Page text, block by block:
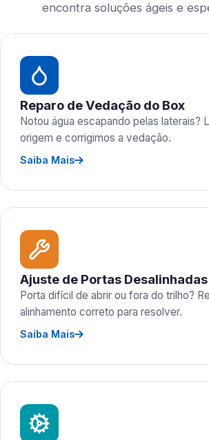
encontra soluções ágeis e
Reparo de Vedação do Box
Notou água escapando pelas laterais?
origem e corrigimos a vedação.
Saiba Mais
Ajuste de Portas Desalinhadas
Porta difícil de abrir ou fora do trilho?
alinhamento correto para resolver.
Saiba Mais